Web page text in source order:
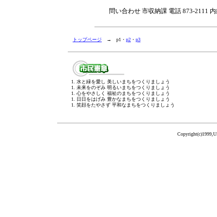
問い合わせ 市収納課 電話 873-2111
トップページ → p1・ p2 ・ p3
1. 水と緑を愛し 美しいまちをつくりましょう
1. 未来をのぞみ 明るいまちをつくりましょう
1. 心をやさしく 福祉のまちをつくりましょう
1. 日日をはげみ 豊かなまちをつくりましょう
1. 笑顔をたやさず 平和なまちをつくりましょう